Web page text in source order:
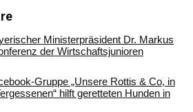
Ministerpräsident Dr. Markus
der Wirtschaftsjunioren
Gruppe „Unsere Rottis & Co, in
hilft geretteten Hunden in